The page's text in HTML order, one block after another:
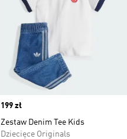
Price
199 zł
Zestaw Denim Tee Kids
Dziecięce Originals